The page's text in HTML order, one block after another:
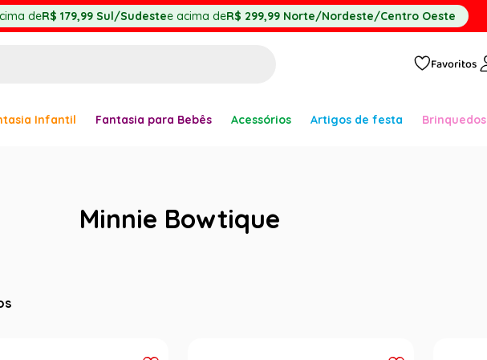
deR$ 179,99 Sul/Sudestee acima deR$ 299,99 Norte/Nordeste/Centro Oeste
Favoritos
Infantil Fantasia para Bebês Acessórios Artigos de festa Brinquedos
Minnie Bowtique